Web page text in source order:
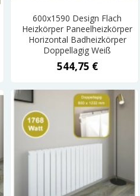
600x1590 Design Flach
Heizkörper Paneelheizkörper
Horizontal Badheizkörper
Doppellagig Weiß
544,75 €